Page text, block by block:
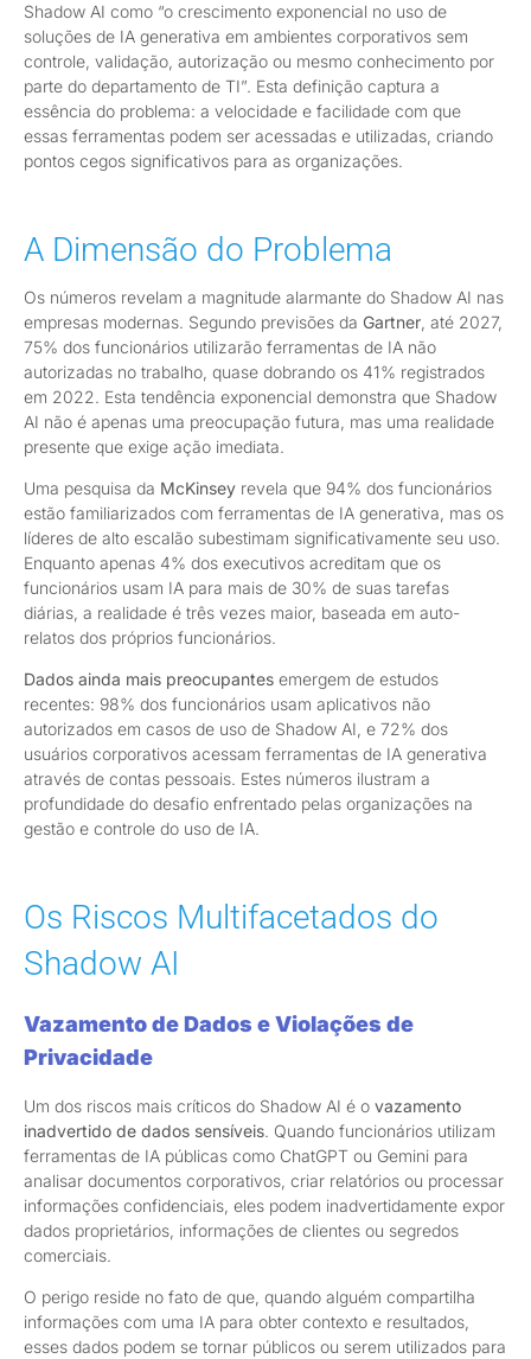
Shadow AI como “o crescimento exponencial no uso de
soluções de IA generativa em ambientes corporativos sem
controle, validação, autorização ou mesmo conhecimento por
parte do departamento de TI”. Esta definição captura a
essência do problema: a velocidade e facilidade com que
essas ferramentas podem ser acessadas e utilizadas, criando
pontos cegos significativos para as organizações.
A Dimensão do Problema
Os números revelam a magnitude alarmante do Shadow AI nas
empresas modernas. Segundo previsões da Gartner , até 2027,
75% dos funcionários utilizarão ferramentas de IA não
autorizadas no trabalho, quase dobrando os 41% registrados
em 2022. Esta tendência exponencial demonstra que Shadow
AI não é apenas uma preocupação futura, mas uma realidade
presente que exige ação imediata.
Uma pesquisa da McKinsey revela que 94% dos funcionários
estão familiarizados com ferramentas de IA generativa, mas os
líderes de alto escalão subestimam significativamente seu uso.
Enquanto apenas 4% dos executivos acreditam que os
funcionários usam IA para mais de 30% de suas tarefas
diárias, a realidade é três vezes maior, baseada em auto-
relatos dos próprios funcionários.
Dados ainda mais preocupantes emergem de estudos
recentes: 98% dos funcionários usam aplicativos não
autorizados em casos de uso de Shadow AI, e 72% dos
usuários corporativos acessam ferramentas de IA generativa
através de contas pessoais. Estes números ilustram a
profundidade do desafio enfrentado pelas organizações na
gestão e controle do uso de IA.
Os Riscos Multifacetados do
Shadow AI
Vazamento de Dados e Violações de
Privacidade
Um dos riscos mais críticos do Shadow AI é o vazamento
inadvertido de dados sensíveis. Quando funcionários utilizam
ferramentas de IA públicas como ChatGPT ou Gemini para
analisar documentos corporativos, criar relatórios ou processar
informações confidenciais, eles podem inadvertidamente expor
dados proprietários, informações de clientes ou segredos
comerciais.
O perigo reside no fato de que, quando alguém compartilha
informações com uma IA para obter contexto e resultados,
esses dados podem se tornar públicos ou serem utilizados para